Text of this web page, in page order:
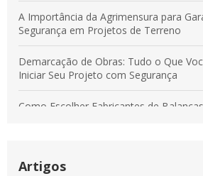
A Importância da Agrimensura para
Segurança em Projetos de Terreno
Demarcação de Obras: Tudo o Que
Iniciar Seu Projeto com Segurança
Como Escolher Fabricantes de
Garantir Precisão
Artigos